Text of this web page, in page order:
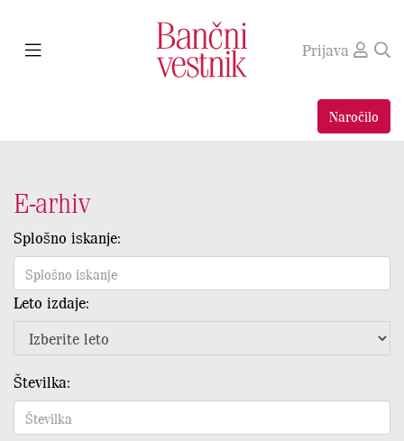
Prijava
Naročilo
E-arhiv
Splošno iskanje:
Leto izdaje:
Številka: